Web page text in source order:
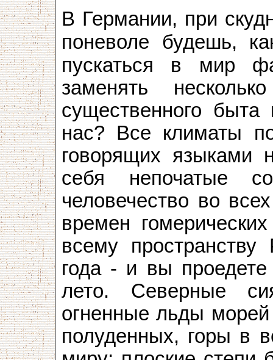
В Германии, при
поневоле будешь,
пускаться в мир
заменять
существенного
нас? Все климаты
говорящих языками
себя непочатые
человечество во
времен
всему
года - и вы
лето. Северные
огненные льды
полуденных, горы в